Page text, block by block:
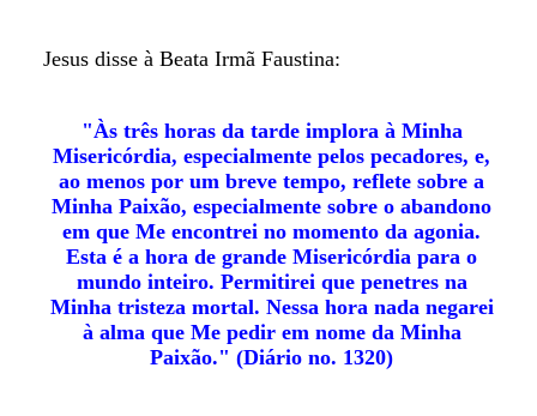
Jesus disse à Beata Irmã Faustina:
"Às três horas da tarde implora à Minha
Misericórdia, especialmente pelos pecadores, e,
ao menos por um breve tempo, reflete sobre a
Minha Paixão, especialmente sobre o abandono
em que Me encontrei no momento da agonia.
Esta é a hora de grande Misericórdia para o
mundo inteiro. Permitirei que penetres na
Minha tristeza mortal. Nessa hora nada negarei
à alma que Me pedir em nome da Minha
Paixão." (Diário no. 1320)